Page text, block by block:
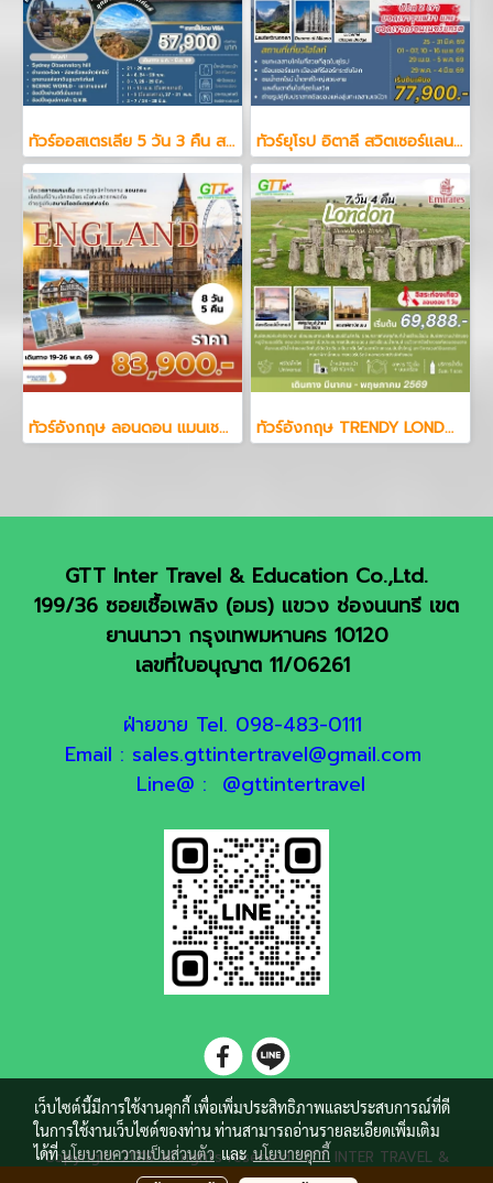
ทัวร์ออสเตรเลีย 5 วัน 3 คืน สายการบินฟิลิปปินส์ แอร์ไลน์ ทัวร์ยุโรป อิตาลี สวิตเซอร์แลนด์ 7 วัน 4 คืน
ทัวร์อังกฤษ ลอนดอน แมนเชสเตอร์ 8 วัน 5 คืน ทัวร์อังกฤษ TRENDY LONDON ENGLAND STONEHENGE BATHS 7 วัน 4 คืน
GTT Inter Travel & Education Co.,Ltd.
199/36 ซอยเชื้อเพลิง (อมร) แขวง ช่องนนทรี เขต
ยานนาวา กรุงเทพมหานคร 10120
เลขที่ใบอนุญาต 11/06261
ฝ่ายขาย Tel. 098-483-0111
Email : sales.gttintertravel@gmail.com
Line@ : @gttintertravel
Copyright 2018 all rights reserved. GTT INTER TRAVEL &
เว็บไซต์นี้มีการใช้งานคุกกี้ เพื่อเพิ่มประสิทธิภาพและประสบการณ์ที่ดี
ในการใช้งานเว็บไซต์ของท่าน ท่านสามารถอ่านรายละเอียดเพิ่มเติม
ได้ที่นโยบายความเป็นส่วนตัวและนโยบายคุกกี้